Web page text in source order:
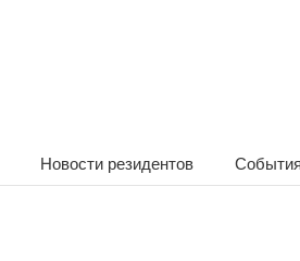
Новости резидентов